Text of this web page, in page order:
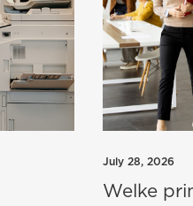
July 28, 2026
Welke